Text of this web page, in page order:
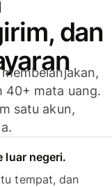
dan
40+ mata uang.
satu akun,
luar negeri.
tempat, dan